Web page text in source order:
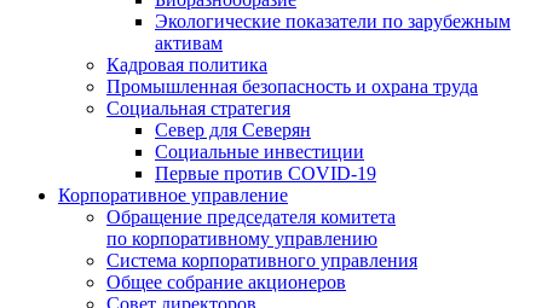
Экологические показатели по зарубежным
активам
Кадровая политика
Промышленная безопасность и охрана труда
Социальная стратегия
Север для Северян
Социальные инвестиции
Первые против COVID‑19
Корпоративное управление
Обращение председателя комитета
по корпоративному управлению
Система корпоративного управления
Общее собрание акционеров
Совет директоров